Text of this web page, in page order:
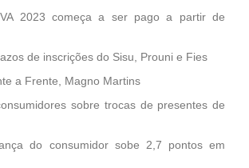
2023 começa a ser pago a partir de
de inscrições do Sisu, Prouni e Fies
a Frente, Magno Martins
sobre trocas de presentes de
do consumidor sobe 2,7 pontos em